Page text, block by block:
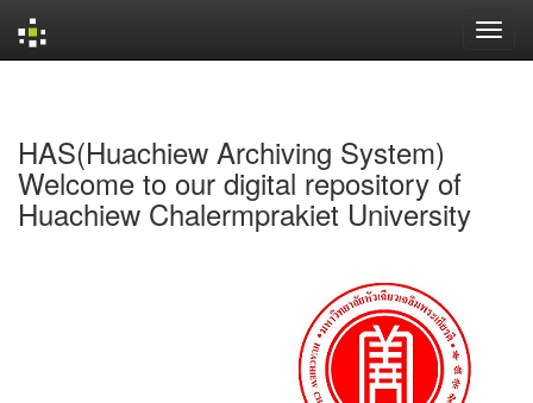
HAS(Huachiew Archiving System)
Welcome to our digital repository of
Huachiew Chalermprakiet University